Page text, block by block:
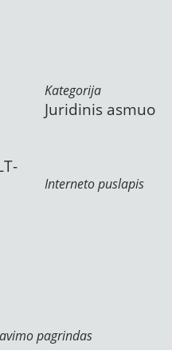
Kategorija
Juridinis asmuo
Interneto puslapis
pagrindas